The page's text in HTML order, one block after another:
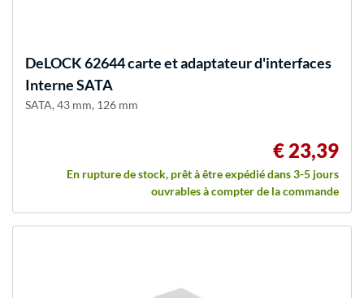
DeLOCK62644 carte et adaptateur d'interfaces
Interne SATA
SATA, 43 mm, 126 mm
€ 23,39
En rupture de stock, prêt à être expédié dans 3-5 jours
ouvrables à compter de la commande